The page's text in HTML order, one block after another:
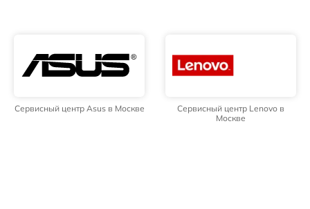
Сервисный центр Asus в Москве
Сервисный центр Lenovo в
Москве